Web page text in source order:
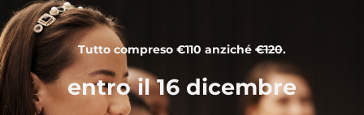
Tutto compreso €110 anziché €120.
entro il 16 dicembre